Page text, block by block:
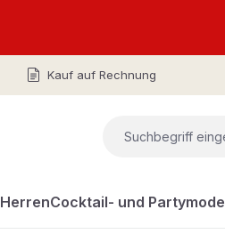
Kauf auf Rechnung
HerrenCocktail- und Partymode